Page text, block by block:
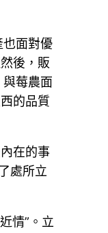
也面對優
後，販
莓農面
的品質
在的事
處所立
情”。立